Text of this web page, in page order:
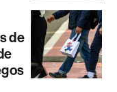
de